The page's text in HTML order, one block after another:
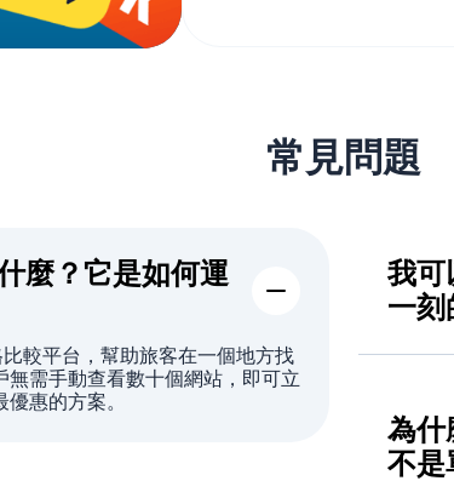
常見問題
麼？它是如何運
較平台，幫助旅客在一個地方找
無需手動查看數十個網站，即可立
惠的方案。
我
一刻
會比較
為
不是